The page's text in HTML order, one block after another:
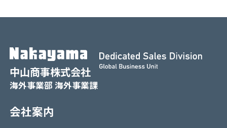
中山商事株式会社
海外事業部 海外事業課
会社案内